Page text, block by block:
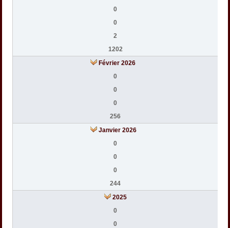
0
0
2
1202
Février 2026
0
0
0
256
Janvier 2026
0
0
0
244
2025
0
0